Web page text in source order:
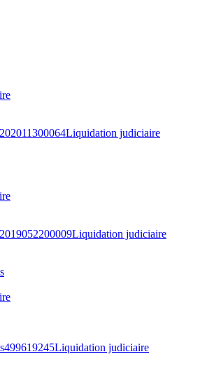
202011300064Liquidation judiciaire
2019052200009Liquidation judiciaire
499619245Liquidation judiciaire